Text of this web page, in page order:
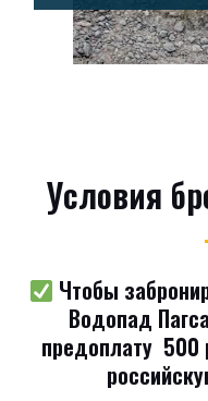
Условия
Чтобы
Водопад
предоплату 500